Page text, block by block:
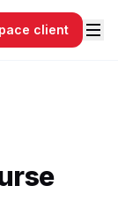
client